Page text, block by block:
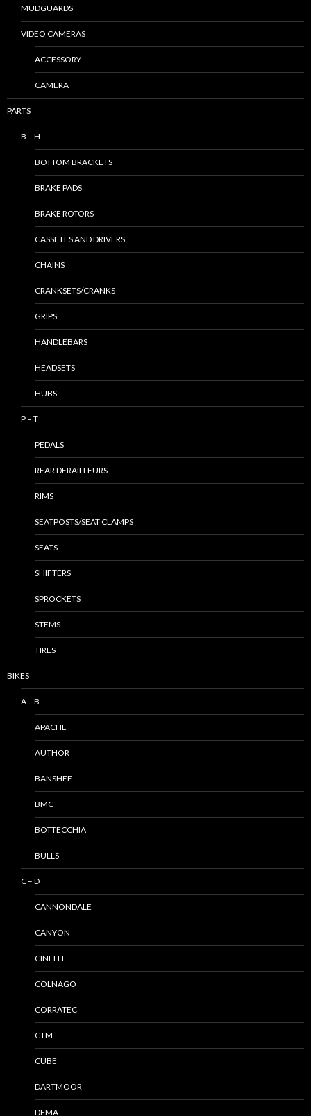
MUDGUARDS
VIDEO CAMERAS
ACCESSORY
CAMERA
PARTS
B – H
BOTTOM BRACKETS
BRAKE PADS
BRAKE ROTORS
CASSETES AND DRIVERS
CHAINS
CRANKSETS/CRANKS
GRIPS
HANDLEBARS
HEADSETS
HUBS
P – T
PEDALS
REAR DERAILLEURS
RIMS
SEATPOSTS/SEAT CLAMPS
SEATS
SHIFTERS
SPROCKETS
STEMS
TIRES
BIKES
A – B
APACHE
AUTHOR
BANSHEE
BMC
BOTTECCHIA
BULLS
C – D
CANNONDALE
CANYON
CINELLI
COLNAGO
CORRATEC
CTM
CUBE
DARTMOOR
DEMA